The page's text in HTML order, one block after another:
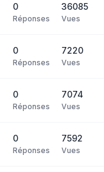
0
Réponses
36085
Vues
0
Réponses
7220
Vues
0
Réponses
7074
Vues
0
Réponses
7592
Vues